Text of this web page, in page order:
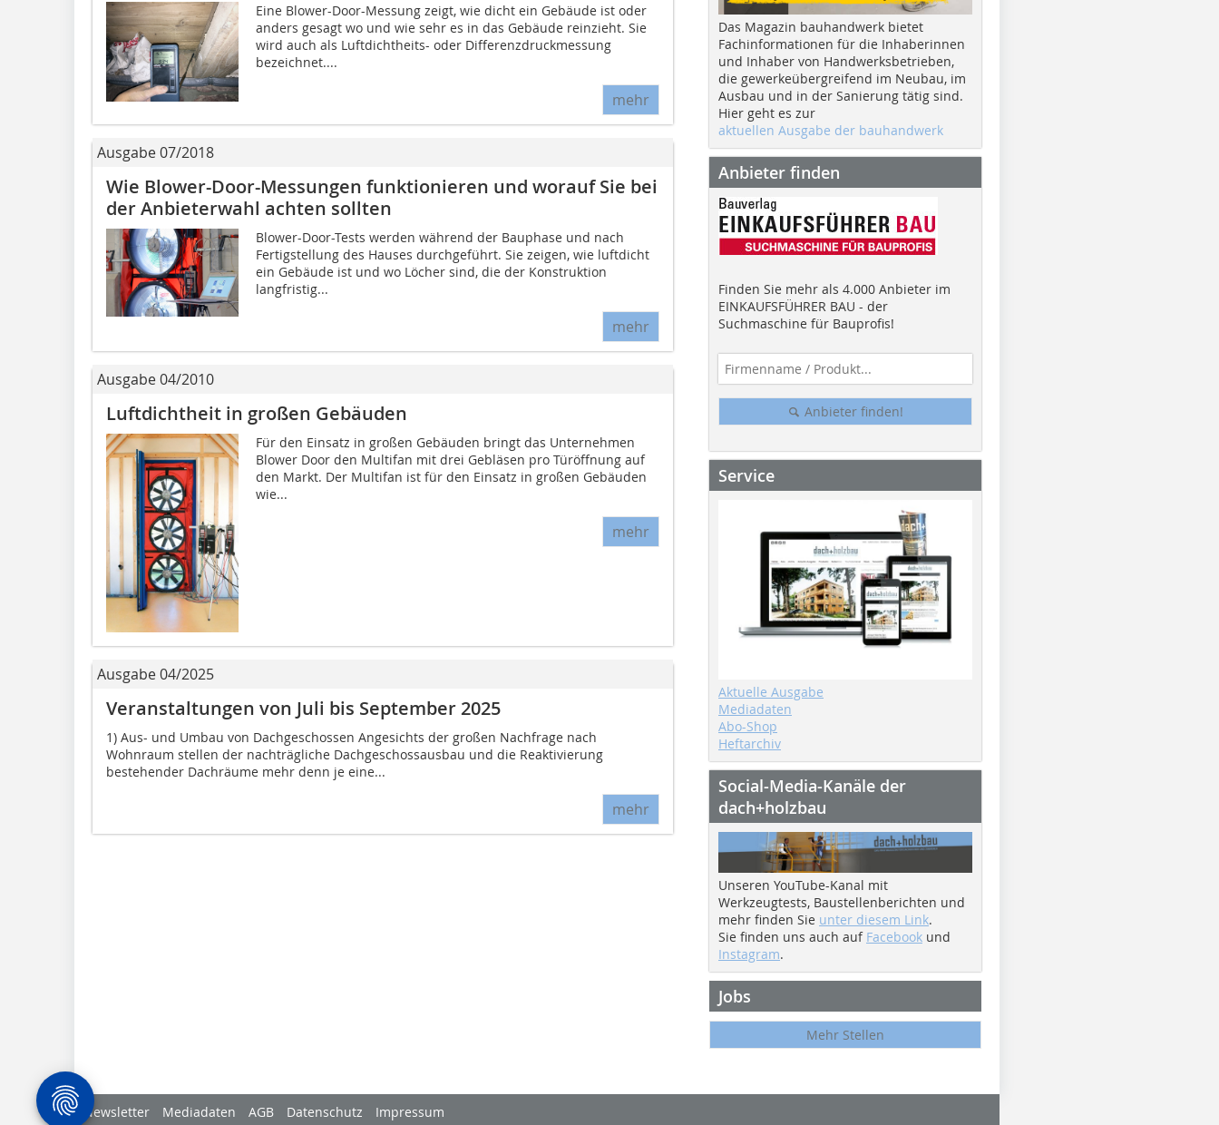
Eine Blower-Door-Messung zeigt, wie dicht ein Gebäude ist oder
anders gesagt wo und wie sehr es in das Gebäude reinzieht. Sie
wird auch als Luftdichtheits- oder Differenzdruckmessung
bezeichnet....
mehr
Ausgabe 07/2018
Wie Blower-Door-Messungen funktionieren und worauf Sie bei
der Anbieterwahl achten sollten
Blower-Door-Tests werden während der Bauphase und nach
Fertigstellung des Hauses durchgeführt. Sie zeigen, wie luftdicht
ein Gebäude ist und wo Löcher sind, die der Konstruktion
langfristig...
mehr
Ausgabe 04/2010
Luftdichtheit in großen Gebäuden
Für den Einsatz in großen Gebäuden bringt das Unternehmen
Blower Door den Multifan mit drei Gebläsen pro Türöffnung auf
den Markt. Der Multifan ist für den Einsatz in großen Gebäuden
wie...
mehr
Ausgabe 04/2025
Veranstaltungen von Juli bis September 2025
1) Aus- und Umbau von Dachgeschossen Angesichts der großen Nachfrage nach
Wohnraum stellen der nachträgliche Dachgeschossausbau und die Reaktivierung
bestehender Dachräume mehr denn je eine...
mehr
Das Magazin bauhandwerk bietet
Fachinformationen für die Inhaberinnen
und Inhaber von Handwerksbetrieben,
die gewerkeübergreifend im Neubau, im
Ausbau und in der Sanierung tätig sind.
Hier geht es zur
aktuellen Ausgabe der bauhandwerk
Anbieter finden
Finden Sie mehr als 4.000 Anbieter im
EINKAUFSFÜHRER BAU - der
Suchmaschine für Bauprofis!
Anbieter finden!
Service
Aktuelle Ausgabe
Mediadaten
Abo-Shop
Heftarchiv
Social-Media-Kanäle der
dach+holzbau
Unseren YouTube-Kanal mit
Werkzeugtests, Baustellenberichten und
mehr finden Sie unter diesem Link.
Sie finden uns auch auf Facebook und
Instagram.
Jobs
Mehr Stellen
Newsletter Mediadaten AGB Datenschutz Impressum